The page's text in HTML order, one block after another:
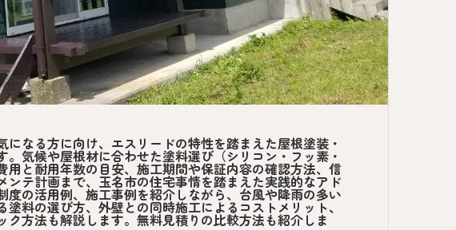
なる方に向け、エスリードの特性を踏まえた屋根塗装・
気候や屋根材に合わせた塗料選び（シリコン・フッ素・
と耐用年数の目安、施工期間や保証内容の確認方法、信
テ計画まで、玉名市の住宅事情を踏まえた実践的なアド
の活用例、施工事例を紹介しながら、台風や降雨の多い
料の選び方、外壁との同時施工によるコストメリット、
方法も解説します。無料見積りの比較方法も紹介しま